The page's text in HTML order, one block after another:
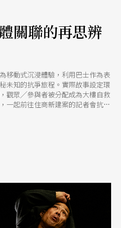
關聯的再思辨
移動式沉浸體驗，利用巴士作為表
未知的抗爭旅程。實際故事設定環
觀眾╱參與者被分配成為大樓自救
一起前往住商新建案的記者會抗
際參與者，體驗到的卻是觀眾的身
斷裂疏離。